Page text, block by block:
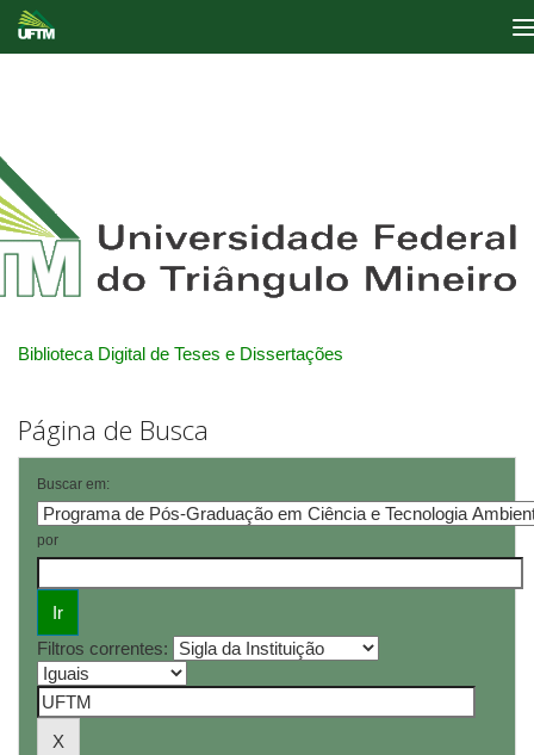
Biblioteca Digital de Teses e Dissertações
Página de Busca
Buscar em:
por
Filtros correntes: